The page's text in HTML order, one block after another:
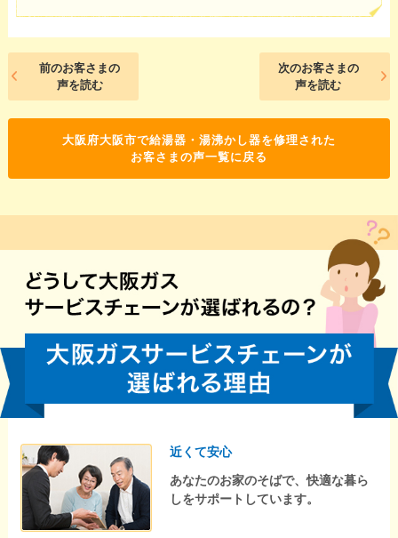
前のお客さまの
声を読む
次のお客さまの
声を読む
大阪府大阪市で給湯器・湯沸かし器を修理された
お客さまの声一覧に戻る
近くて安心
あなたのお家のそばで、快適な暮ら
しをサポートしています。